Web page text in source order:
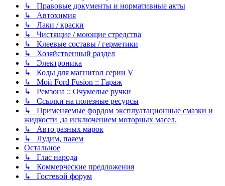
↳ Правовые документы и нормативные акты
↳ Автохимия
↳ Лаки / краски
↳ Чистящие / моющие стредства
↳ Клеевые составы / герметики
↳ Хозяйственный раздел
↳ Электроника
↳ Коды для магнитол серии V
↳ Мой Ford Fusion :: Гараж
↳ Ремзона :: Очумелые ручки
↳ Ссылки на полезные ресурсы
↳ Применяемые фордом эксплуатационные смазки и
жидкости ,за исключением моторных масел.
↳ Авто разных марок
↳ Лудим, паяем
Остальное
↳ Глас народа
↳ Коммерческие предложения
↳ Гостевой форум